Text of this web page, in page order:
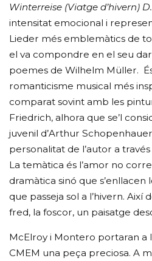
Winterreise (Viatge d’hivern) D.
intensitat emocional i
Lieder més emblemàtics de
el va compondre en el seu
poemes de Wilhelm Müller.
romanticisme musical més
comparat sovint amb les
Friedrich, alhora que se’l
juvenil d’Arthur
personalitat de l’autor a través
La temàtica és l’amor no
dramàtica sinó que s’enllacen
que passeja sol a l’hivern. Així
fred, la foscor, un paisatge
McElroy i Montero portaran a
CMEM una peça preciosa. A